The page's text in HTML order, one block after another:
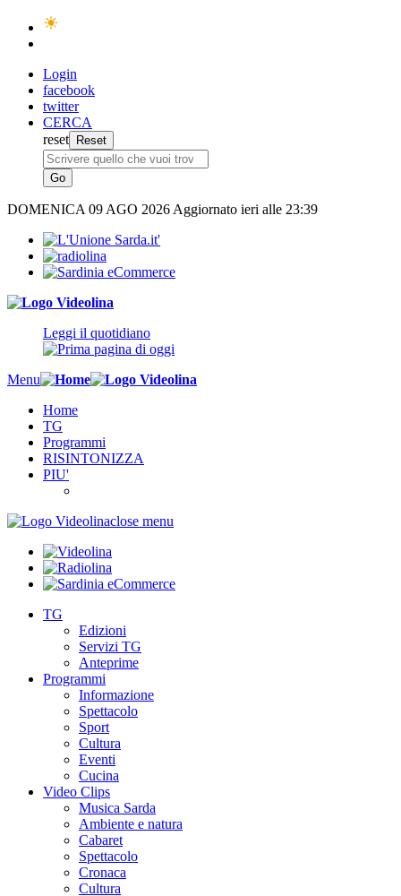
Login
facebook
twitter
CERCA
reset
DOMENICA 09 AGO 2026 Aggiornato ieri alle 23:39
Leggi il quotidiano
Menu
Home
TG
Programmi
RISINTONIZZA
PIU'
close menu
TG
Edizioni
Servizi TG
Anteprime
Programmi
Informazione
Spettacolo
Sport
Cultura
Eventi
Cucina
Video Clips
Musica Sarda
Ambiente e natura
Cabaret
Spettacolo
Cronaca
Cultura